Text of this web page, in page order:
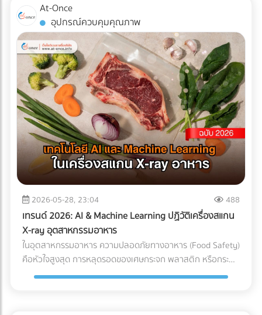
หรือรถตอกเสาเข็ม จมน้ำ นี่คือกรณีศึกษาและบทเรียนการจัดการ
พื้นที่ก่อสร้าง ว่าด้วย วิธีป้องกันเครื่องจักรเสียหายจากน้ำท่วม
ด้วยการวาง ระบบระบายน้ำ (Drainage System) อย่างมืออาชีพ
ปัญหาและความท้าทายของพื้นที่ลุ่มต่ำ ไซต์งานในพื้นที่ลุ่มต่ำมัก
เผชิญกับสภาพดินเหนียวที่อุ้มน้ำ (ไม่ซึมน้ำ) และมีระดับน้ำใต้ดิน
สูง เมื่อเกิดฝนตกหนัก น้ำจะขังตัวอย่างรวดเร็ว ทำให้ดินทรุดตัว
เครื่องจักรหนักติดหล่ม และเกิด Downtime หรือเวลาที่สูญเปล่า
ของโครงการที่ประเมินค่าไม่ได้ กล่าวคือ ปัญหาน้ำท่วมขังในพื้นที่
ลุ่มต่ำ ไม่ได้สร้างความเสียหายแค่ค่าซ่อมบำรุงเครื่องจักรเท่านั้น
แต่ทุกชั่วโมงที่รถขุดหรือรถเบคโฮต้องจอดนิ่งสนิท นั่นหมายถึง
ค่าแรงคนงานที่เสียเปล่า ค่าเช่าเครื่องจักรที่บานปลาย และความ
เสี่ยงที่จะโดนค่าปรับจากความล่าช้าในการส่งมอบโครงการ การ
ลงทุนวางระบบระบายน้ำที่ได้มาตรฐานตั้งแต่เนิ่นๆ จึงเป็นการซื้อ
ความเสี่ยงที่คุ้มค่าที่สุด กรณีศึกษาจำลอง: การวางระบบระบาย
น้ำพื้นที่ก่อสร้าง ในการแก้ปัญหาไซต์งานพื้นที่เสี่ยง บริษัทผู้รับ
เหมางานโยธาระบายน้ำ จะแบ่งการทำงานออกเป็น 2 เฟสหลัก:
เฟสที่ 1: การสำรวจและประเมินพื้นที่ (Site Assessment) ทีม
วิศวกรทำการสำรวจแผนที่ความสูง (Topographic Survey)
เพื่อหาจุดต่ำสุดของพื้นที่ และประเมินทิศทางการไหลของน้ำตาม
ธรรมชาติ เฟสที่ 2: การออกแบบและติดตั้งระบบระบายน้ำ
At-Once
อุปกรณ์ควบคุมคุณภาพ
2026-05-28, 23:04 488
เทรนด์ 2026: AI & Machine Learning ปฏิวัติเครื่องสแกน
X-ray อุตสาหกรรมอาหาร
ในอุตสาหกรรมอาหาร ความปลอดภัยทางอาหาร (Food Safety)
คือหัวใจสูงสุด การหลุดรอดของเศษกระจก พลาสติก หรือกระดูก
ชิ้นเล็กๆ เพียงชิ้นเดียว อาจนำไปสู่การเรียกคืนสินค้า (Product